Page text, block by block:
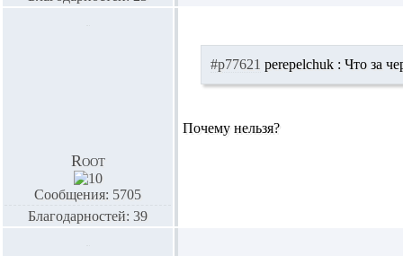
Root
Сообщения: 5705
Благодарностей: 39
#p77621 perepelchuk : Что за
Почему нельзя?